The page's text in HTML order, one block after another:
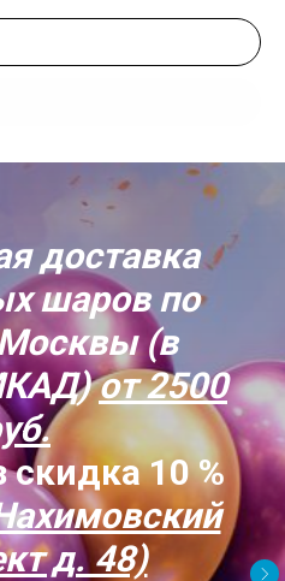
доставка
шаров по
(в
от 2500
10 %
д. 48)